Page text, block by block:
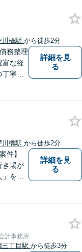
【メ
川橋駅 から徒歩2分
務整理
富な経
寧に
一に
お気
法テ
詳細を見
る
川橋駅 から徒歩2分
件】
き場が
をゼ
詳細を見
る
計事務所
三丁目駅 から徒歩3分